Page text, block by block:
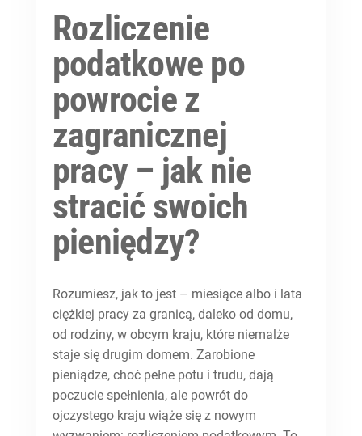
Rozliczenie
podatkowe po
powrocie z
zagranicznej
pracy – jak nie
stracić swoich
pieniędzy?
Rozumiesz, jak to jest – miesiące albo i lata
ciężkiej pracy za granicą, daleko od domu,
od rodziny, w obcym kraju, które niemalże
staje się drugim domem. Zarobione
pieniądze, choć pełne potu i trudu, dają
poczucie spełnienia, ale powrót do
ojczystego kraju wiąże się z nowym